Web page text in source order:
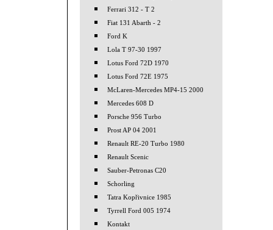
Ferrari 312 - T 2
Fiat 131 Abarth - 2
Ford K
Lola T 97-30 1997
Lotus Ford 72D 1970
Lotus Ford 72E 1975
McLaren-Mercedes MP4-15 2000
Mercedes 608 D
Porsche 956 Turbo
Prost AP 04 2001
Renault RE-20 Turbo 1980
Renault Scenic
Sauber-Petronas C20
Schorling
Tatra Kopřivnice 1985
Tyrrell Ford 005 1974
Kontakt